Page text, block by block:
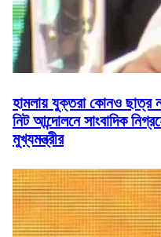
হামলায় যুক্তরা কোনও ছাত্র
নিট আন্দোলনে সাংবাদিক নিগ্রহে গুন্ডাদমন আইনে ব্যবস্থার
মুখ্যমন্ত্রীর